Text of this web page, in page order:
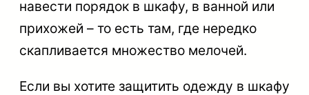
навести порядок в шкафу, в ванной или
прихожей – то есть там, где нередко
скапливается множество мелочей.
Если вы хотите защитить одежду в шкафу